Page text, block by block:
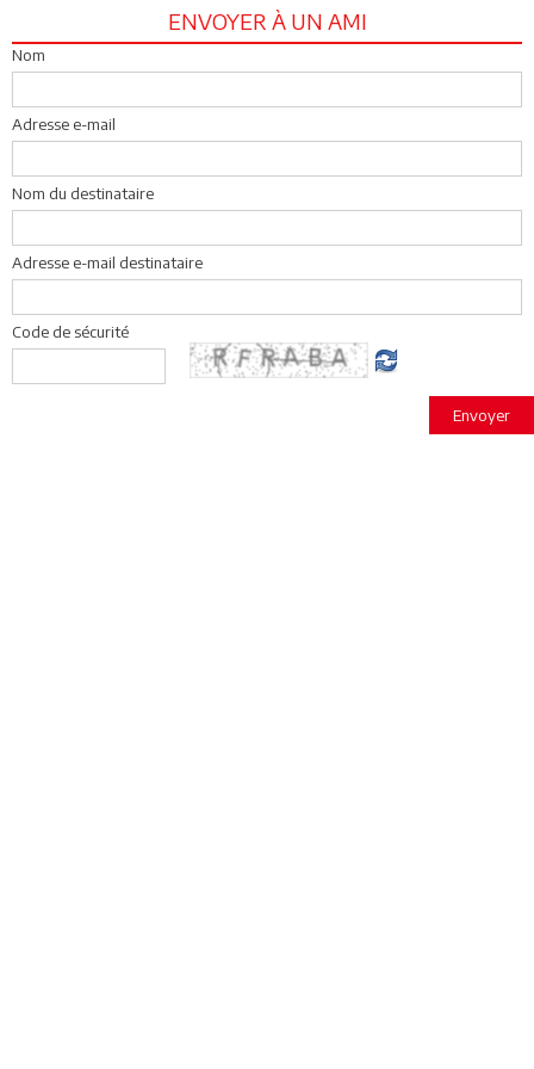
ENVOYER À UN AMI
Nom
Adresse e-mail
Nom du destinataire
Adresse e-mail destinataire
Code de sécurité
Envoyer